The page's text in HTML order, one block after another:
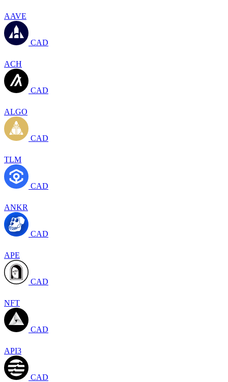
AAVE
CAD
ACH
CAD
ALGO
CAD
TLM
CAD
ANKR
CAD
APE
CAD
NFT
CAD
API3
CAD